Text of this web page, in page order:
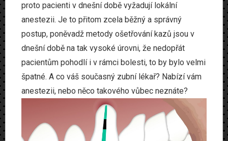
Zvířata
proto pacienti v dnešní době vyžadují lokální
anestezii. Je to přitom zcela běžný a správný
postup, poněvadž metody ošetřování kazů jsou v
dnešní době na tak vysoké úrovni, že nedopřát
pacientům pohodlí i v rámci bolesti, to by bylo velmi
špatné. A co váš současný zubní lékař? Nabízí vám
anestezii, nebo něco takového vůbec neznáte?